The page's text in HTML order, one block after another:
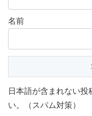
名前
日本語が含まれない
い。（スパム対策）